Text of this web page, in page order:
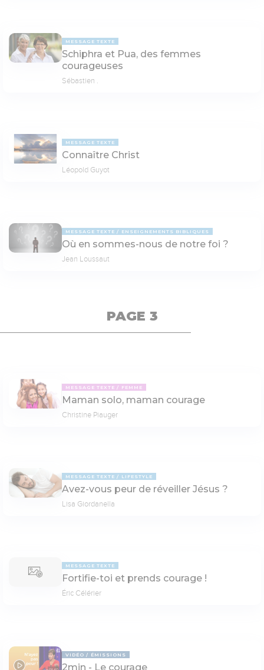
MESSAGE TEXTE
Schiphra et Pua, des femmes
courageuses
Sébastien .
MESSAGE TEXTE
Connaître Christ
Léopold Guyot
MESSAGE TEXTE ENSEIGNEMENTS BIBLIQUES
Où en sommes-nous de notre foi ?
Jean Loussaut
PAGE 3
MESSAGE TEXTE FEMME
Maman solo, maman courage
Christine Piauger
MESSAGE TEXTE LIFESTYLE
Avez-vous peur de réveiller Jésus ?
Lisa Giordanella
MESSAGE TEXTE
Fortifie-toi et prends courage !
Éric Célérier
VIDÉO ÉMISSIONS
2min - Le courage